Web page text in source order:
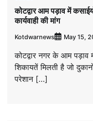
कोटद्वार आम पड़ाव में
कार्यवाही की मांग
Kotdwarnews May 15,
कोटद्वार नगर के आम पड़ाव
शिकायतें मिलती है जो
परेशान […]